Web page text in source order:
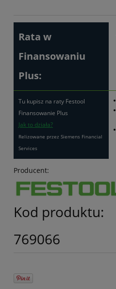
Rata w
Finansowaniu
Plus:
Tu kupisz na raty Festool
Finansowanie Plus
Jak to działa?
Relizowane przez Siemens Financial
Services
Producent:
Kod produktu:
769066